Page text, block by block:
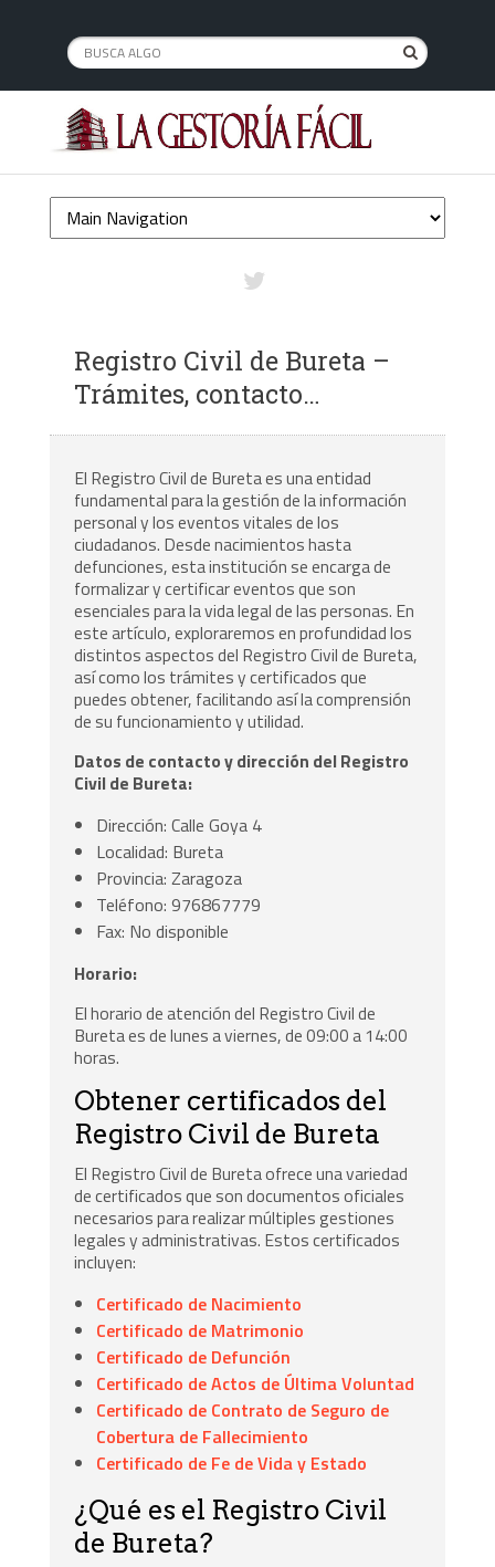
Registro Civil de Bureta –
Trámites, contacto…
El Registro Civil de Bureta es una entidad
fundamental para la gestión de la información
personal y los eventos vitales de los
ciudadanos. Desde nacimientos hasta
defunciones, esta institución se encarga de
formalizar y certificar eventos que son
esenciales para la vida legal de las personas. En
este artículo, exploraremos en profundidad los
distintos aspectos del Registro Civil de Bureta,
así como los trámites y certificados que
puedes obtener, facilitando así la comprensión
de su funcionamiento y utilidad.
Datos de contacto y dirección del Registro
Civil de Bureta:
Dirección: Calle Goya 4
Localidad: Bureta
Provincia: Zaragoza
Teléfono: 976867779
Fax: No disponible
Horario:
El horario de atención del Registro Civil de
Bureta es de lunes a viernes, de 09:00 a 14:00
horas.
Obtener certificados del
Registro Civil de Bureta
El Registro Civil de Bureta ofrece una variedad
de certificados que son documentos oficiales
necesarios para realizar múltiples gestiones
legales y administrativas. Estos certificados
incluyen:
Certificado de Nacimiento
Certificado de Matrimonio
Certificado de Defunción
Certificado de Actos de Última Voluntad
Certificado de Contrato de Seguro de
Cobertura de Fallecimiento
Certificado de Fe de Vida y Estado
¿Qué es el Registro Civil
de Bureta?